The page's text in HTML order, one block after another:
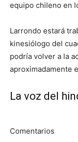
equipo chileno en
Larrondo estará
kinesiólogo del
podría volver a la
aproximadamente
La voz del
Comentarios